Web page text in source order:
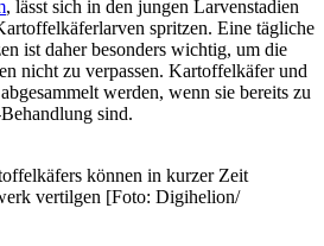
, lässt sich in den jungen Larvenstadien
spritzen. Eine tägliche
ist daher besonders wichtig, um die
nicht zu verpassen. Kartoffelkäfer und
werden, wenn sie bereits zu
sind.
können in kurzer Zeit
vertilgen [Foto: Digihelion/